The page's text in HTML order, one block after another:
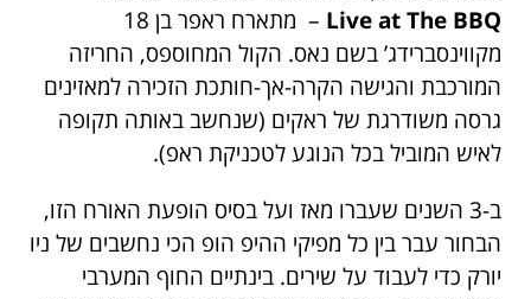
Live at The BBQ
– מתארח ראפר בן 18
מקווינסברידג’ בשם נאס. הקול המחוספס, החריזה
המורכבת והגישה הקרה-אך-חותכת הזכירה למאזינים
גרסה משודרגת של ראקים (שנחשב באותה תקופה
לאיש המוביל בכל הנוגע לטכניקת ראפ).
ב-3 השנים שעברו מאז ועל בסיס הופעת האורח הזו,
הבחור עבר בין כל מפיקי ההיפ הופ הכי נחשבים של ניו
יורק כדי לעבוד על שירים. בינתיים החוף המערבי